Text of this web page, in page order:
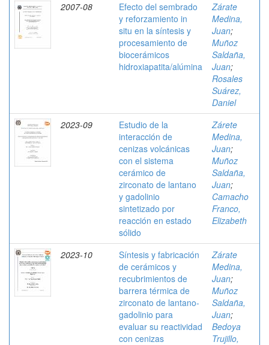
2007-08
Efecto del sembrado
y reforzamiento in
situ en la síntesis y
procesamiento de
biocerámicos
hidroxiapatita/alúmina
Zárate
Medina,
Juan;
Muñoz
Saldaña,
Juan;
Rosales
Suárez,
Daniel
2023-09
Estudio de la
interacción de
cenizas volcánicas
con el sistema
cerámico de
zirconato de lantano
y gadolinio
sintetizado por
reacción en estado
sólido
Zárete
Medina,
Juan;
Muñoz
Saldaña,
Juan;
Camacho
Franco,
Elizabeth
2023-10
Síntesis y fabricación
de cerámicos y
recubrimientos de
barrera térmica de
zirconato de lantano-
gadolinio para
evaluar su reactividad
con cenizas
Zárate
Medina,
Juan;
Muñoz
Saldaña,
Juan;
Bedoya
Trujillo,